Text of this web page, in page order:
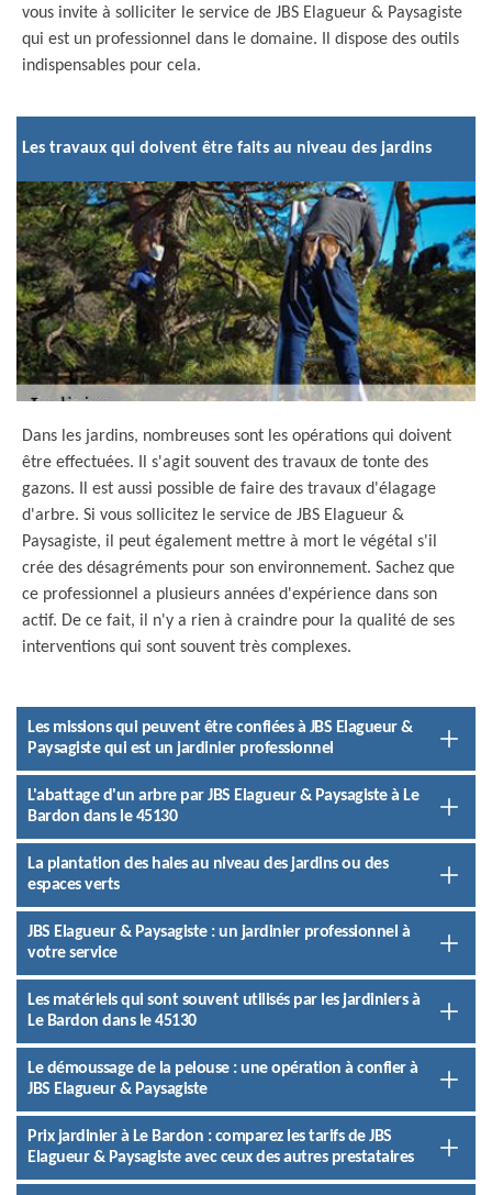
vous invite à solliciter le service de JBS Elagueur & Paysagiste
qui est un professionnel dans le domaine. Il dispose des outils
indispensables pour cela.
Les travaux qui doivent être faits au niveau des jardins
Dans les jardins, nombreuses sont les opérations qui doivent
être effectuées. Il s'agit souvent des travaux de tonte des
gazons. Il est aussi possible de faire des travaux d'élagage
d'arbre. Si vous sollicitez le service de JBS Elagueur &
Paysagiste, il peut également mettre à mort le végétal s'il
crée des désagréments pour son environnement. Sachez que
ce professionnel a plusieurs années d'expérience dans son
actif. De ce fait, il n'y a rien à craindre pour la qualité de ses
interventions qui sont souvent très complexes.
Les missions qui peuvent être confiées à JBS Elagueur &
Paysagiste qui est un jardinier professionnel
L'abattage d'un arbre par JBS Elagueur & Paysagiste à Le
Bardon dans le 45130
La plantation des haies au niveau des jardins ou des
espaces verts
JBS Elagueur & Paysagiste : un jardinier professionnel à
votre service
Les matériels qui sont souvent utilisés par les jardiniers à
Le Bardon dans le 45130
Le démoussage de la pelouse : une opération à confier à
JBS Elagueur & Paysagiste
Prix jardinier à Le Bardon : comparez les tarifs de JBS
Elagueur & Paysagiste avec ceux des autres prestataires